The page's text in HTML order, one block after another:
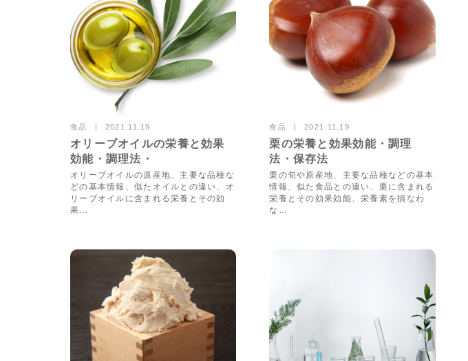
7029views
食品 2021.11.19
オリーブオイルの栄養と効果
効能・調理法・
オリーブオイルの原産地、主要な品種な
どの基本情報、似たオイルとの違い、オ
リーブオイルに含まれる栄養とその効
果…
9554views
食品 2021.11.19
栗の栄養と効果効能・調理
法・保存法
栗の旬や原産地、主要な品種などの基本
情報、似た食品との違い、栗に含まれる
栄養とその効果効能、栄養素を損なわ
な…